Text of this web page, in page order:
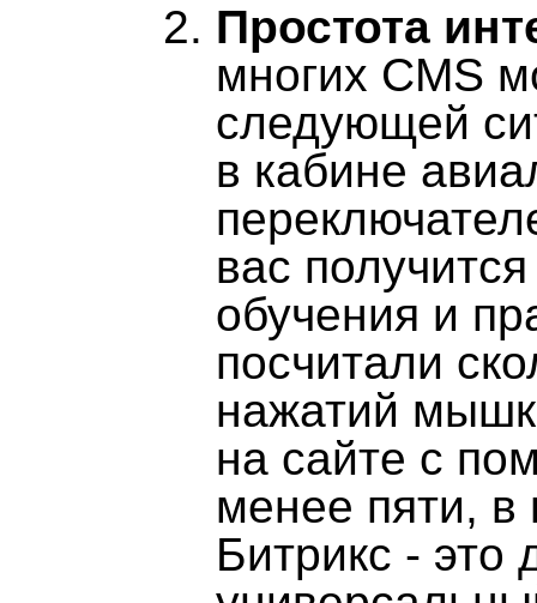
Простота
многих CMS
следующей
в кабине
вас
обучения и
посчитали
нажатий
на сайте с
менее пяти,
Битрикс - это